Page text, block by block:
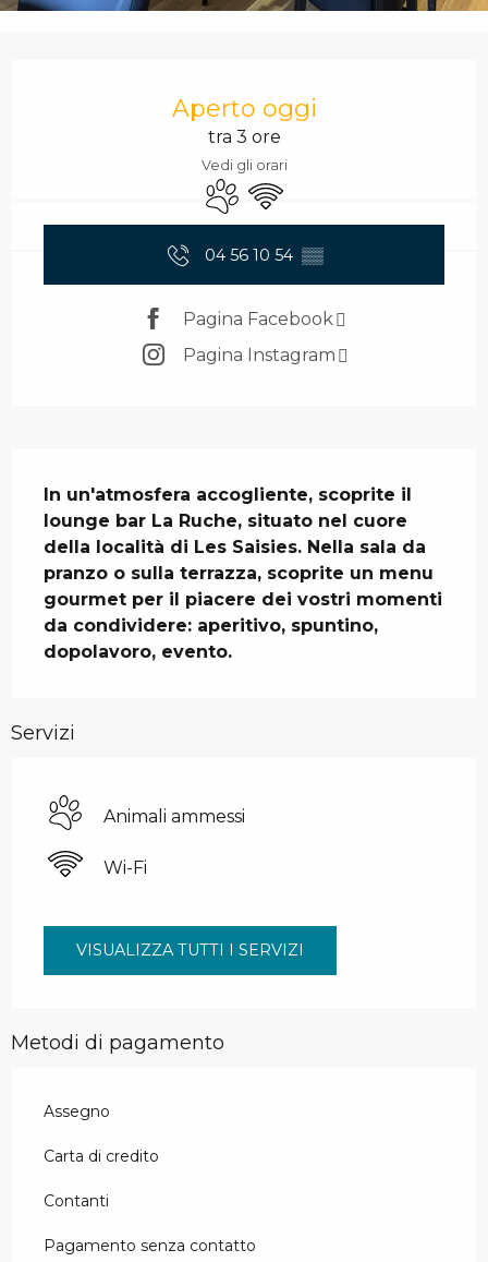
Aperto oggi
tra 3 ore
Vedi gli orari
Animali ammessi
Wi-Fi
04 56 10 54 ▒▒
Pagina Facebook
Pagina Instagram
In un'atmosfera accogliente, scoprite il
lounge bar La Ruche, situato nel cuore
della località di Les Saisies. Nella sala da
pranzo o sulla terrazza, scoprite un menu
gourmet per il piacere dei vostri momenti
da condividere: aperitivo, spuntino,
dopolavoro, evento.
Servizi
Animali ammessi
Wi-Fi
VISUALIZZA TUTTI I SERVIZI
Metodi di pagamento
Assegno
Carta di credito
Contanti
Pagamento senza contatto